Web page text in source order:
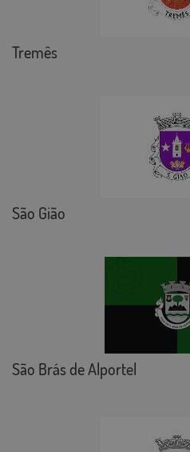
Tremês
São Gião
São Brás de Alportel